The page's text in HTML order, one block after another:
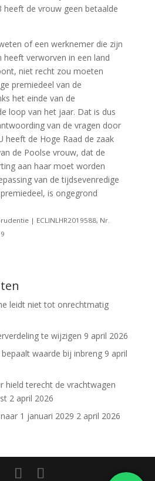
heeft de vrouw geen betaalde
of een werknemer die zijn
verworven in een land
niet recht zou moeten
premiedeel van de
het einde van de
loop van het jaar. Dat is dus
van de vragen door
heeft de Hoge Raad de zaak
de Poolse vrouw, dat de
aan haar moet worden
van de tijdsevenredige
is ongegrond
| ECLINLHR2019588, Nr.
leidt niet tot onrechtmatig
te wijzigen 9 april 2026
waarde bij inbreng 9 april
hield terecht de vrachtwagen
2 april 2026
1 januari 2029 2 april 2026